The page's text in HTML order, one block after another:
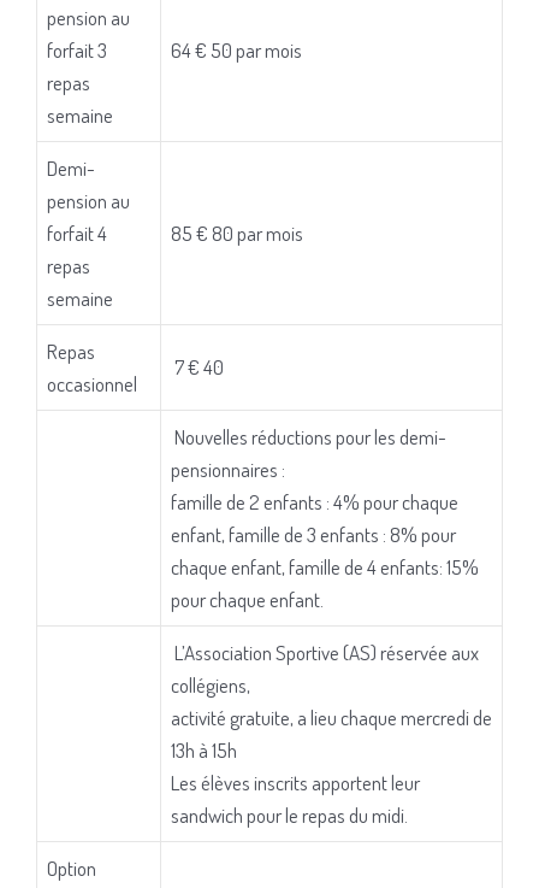
pension au
forfait 3
repas
semaine
64 € 50 par mois
Demi-
pension au
forfait 4
repas
semaine
85 € 80 par mois
Repas
occasionnel
7 € 40
Nouvelles réductions pour les demi-
pensionnaires :
famille de 2 enfants : 4% pour chaque
enfant, famille de 3 enfants : 8% pour
chaque enfant, famille de 4 enfants: 15%
pour chaque enfant.
L’Association Sportive (AS) réservée aux
collégiens,
activité gratuite, a lieu chaque mercredi de
13h à 15h
Les élèves inscrits apportent leur
sandwich pour le repas du midi.
Option